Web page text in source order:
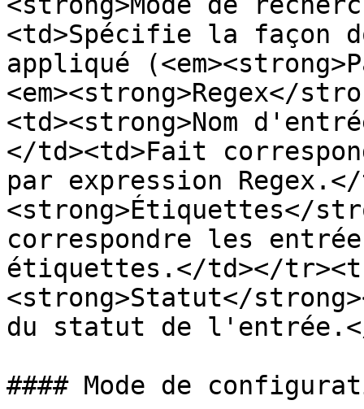
<td>Spécifie la
appliqué
<em><strong>Regex</
<td><strong>Nom
</td><td>Fait
par expression
<strong>Étiquettes</
correspondre les
étiquettes.</td></
<strong>Statut</
du statut de
#### Mode de